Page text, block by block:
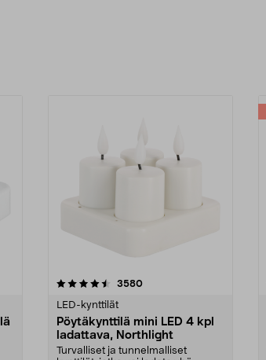
3580arvostelut
LED-kynttilät
Pöytäkynttilä mini LED 4 kpl
ladattava, Northlight
Turvalliset ja tunnelmalliset
4.5 viidestä